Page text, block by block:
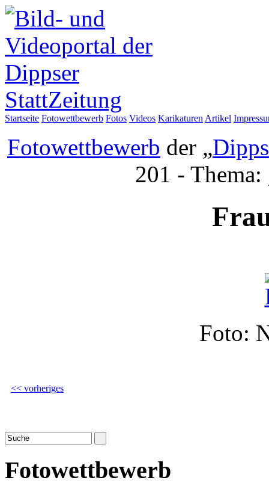
Startseite Fotowettbewerb Fotos Videos Karikaturen Artikel
Fotowettbewerb der „
201 - Thema:
Foto:
<< vorheriges
Fotowettbewerb